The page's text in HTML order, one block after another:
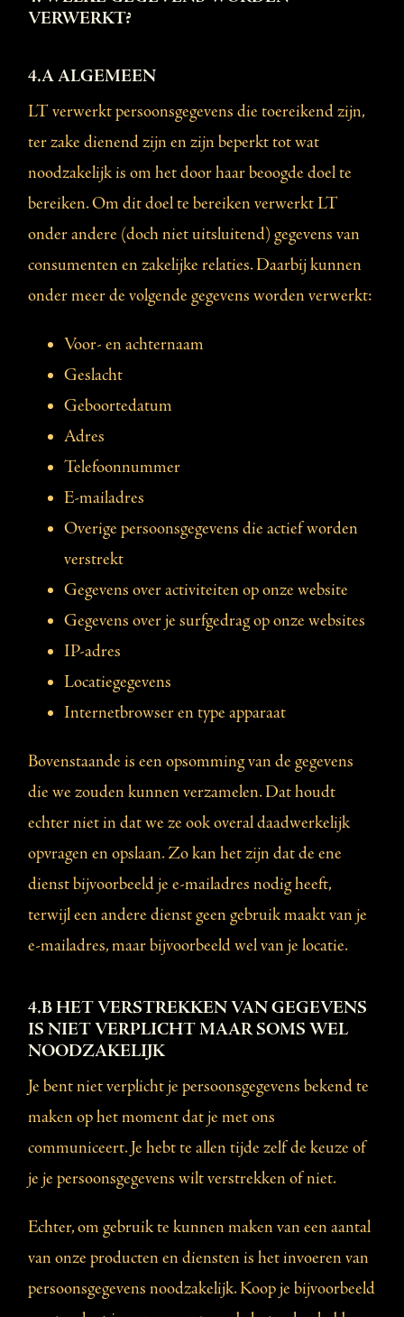
VERWERKT?
4.A ALGEMEEN
LT verwerkt persoonsgegevens die toereikend zijn,
ter zake dienend zijn en zijn beperkt tot wat
noodzakelijk is om het door haar beoogde doel te
bereiken. Om dit doel te bereiken verwerkt LT
onder andere (doch niet uitsluitend) gegevens van
consumenten en zakelijke relaties. Daarbij kunnen
onder meer de volgende gegevens worden verwerkt:
Voor- en achternaam
Geslacht
Geboortedatum
Adres
Telefoonnummer
E-mailadres
Overige persoonsgegevens die actief worden
verstrekt
Gegevens over activiteiten op onze website
Gegevens over je surfgedrag op onze websites
IP-adres
Locatiegegevens
Internetbrowser en type apparaat
Bovenstaande is een opsomming van de gegevens
die we zouden kunnen verzamelen. Dat houdt
echter niet in dat we ze ook overal daadwerkelijk
opvragen en opslaan. Zo kan het zijn dat de ene
dienst bijvoorbeeld je e-mailadres nodig heeft,
terwijl een andere dienst geen gebruik maakt van je
e-mailadres, maar bijvoorbeeld wel van je locatie.
4.B HET VERSTREKKEN VAN GEGEVENS
IS NIET VERPLICHT MAAR SOMS WEL
NOODZAKELIJK
Je bent niet verplicht je persoonsgegevens bekend te
maken op het moment dat je met ons
communiceert. Je hebt te allen tijde zelf de keuze of
je je persoonsgegevens wilt verstrekken of niet.
Echter, om gebruik te kunnen maken van een aantal
van onze producten en diensten is het invoeren van
persoonsgegevens noodzakelijk. Koop je bijvoorbeeld